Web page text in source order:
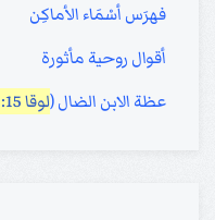
فهرَس أسْمَاء الأماكِن
أقوال روحية مأثورة
عظة الابن الضال (لوقا 15: 11-32